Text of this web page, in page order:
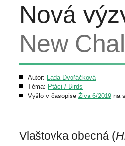
Nová
New
Autor: Lada Dvořáčková
Téma: Ptáci / Birds
Vyšlo v časopise Živa 6/2019 na
Vlaštovka obecná (